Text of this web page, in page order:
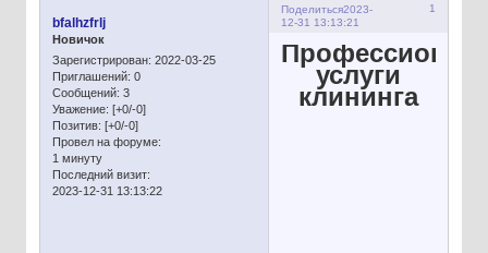
Поделиться 1
2023-
12-31 13:13:21
bfalhzfrlj
Новичок
Зарегистрирован: 2022-03-25
Приглашений: 0
Сообщений: 3
Уважение: [+0/-0]
Позитив: [+0/-0]
Провел на форуме:
1 минуту
Последний визит:
2023-12-31 13:13:22
услуги
клининга